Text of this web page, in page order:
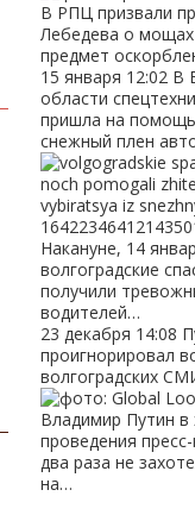
В РПЦ призвали
Лебедева о мощах
предмет
15 января 12:02 В
области
пришла на
снежный плен
Накануне, 14
волгоградские
получили
водителей…
23 декабря 14:08
проигнорировал
волгоградских
Владимир Путин в
проведения
два раза не
на…